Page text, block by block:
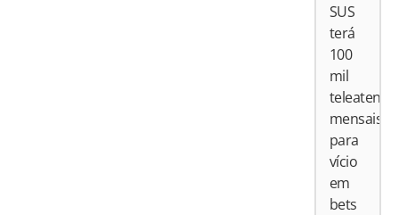
SUS
terá
100
mil
mensais
para
vício
em
bets